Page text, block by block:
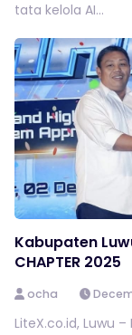
tata kelola AI...
Kabupaten
CHAPTER 2025
ocha
LiteX.co.id, Luwu